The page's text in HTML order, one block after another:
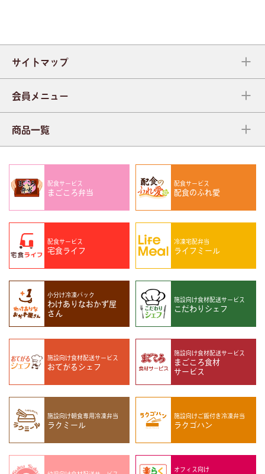
サイトマップ
会員メニュー
商品一覧
配食サービス
まごころ弁当
配食サービス
配食のふれ愛
配食サービス
宅食ライフ
冷凍宅配弁当
ライフミール
小分け冷凍パック
わけありなおかず屋
さん
施設向け食材配送サービス
こだわりシェフ
施設向け食材配送サービス
おてがるシェフ
施設向け食材配送サービス
まごころ食材
サービス
施設向け朝食専用冷凍弁当
ラクミール
施設向けご飯付き冷凍弁当
ラクゴハン
オフィス向け